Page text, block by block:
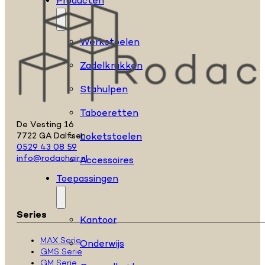
Werkstoelen
Zadelkrukken
Stahulpen
Taboeretten
Loketstoelen
Accessoires
Toepassingen
Kantoor
Onderwijs
De Vesting 16
7722 GA Dalfsen
0529 43 08 59
info@rodachair.nl
Series
MAX Serie
GMS Serie